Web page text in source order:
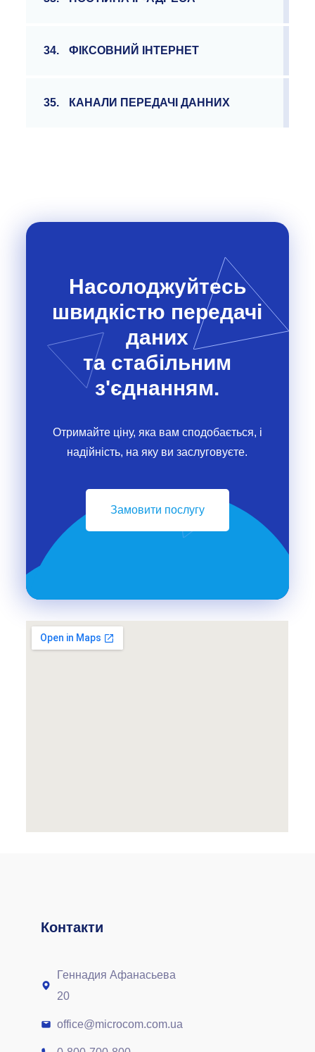
34. ФІКСОВНИЙ ІНТЕРНЕТ
35. КАНАЛИ ПЕРЕДАЧІ ДАННИХ
Насолоджуйтесь
швидкістю передачі
даних
та стабільним
з'єднанням.
Отримайте ціну, яка вам сподобається, і
надійність, на яку ви заслуговуєте.
Замовити послугу
Контакти
Геннадия Афанасьева
20
office@microcom.com.ua